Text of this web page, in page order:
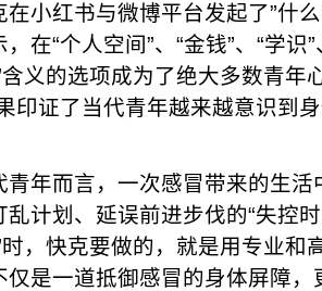
小红书与微博平台发起了”什
在“个人空间”、“金钱”、“学识
义的选项成为了绝大多数青年
印证了当代青年越来越意识到
青年而言，一次感冒带来的生
乱计划、延误前进步伐的“失控
时，快克要做的，就是用专业和
仅是一道抵御感冒的身体屏障